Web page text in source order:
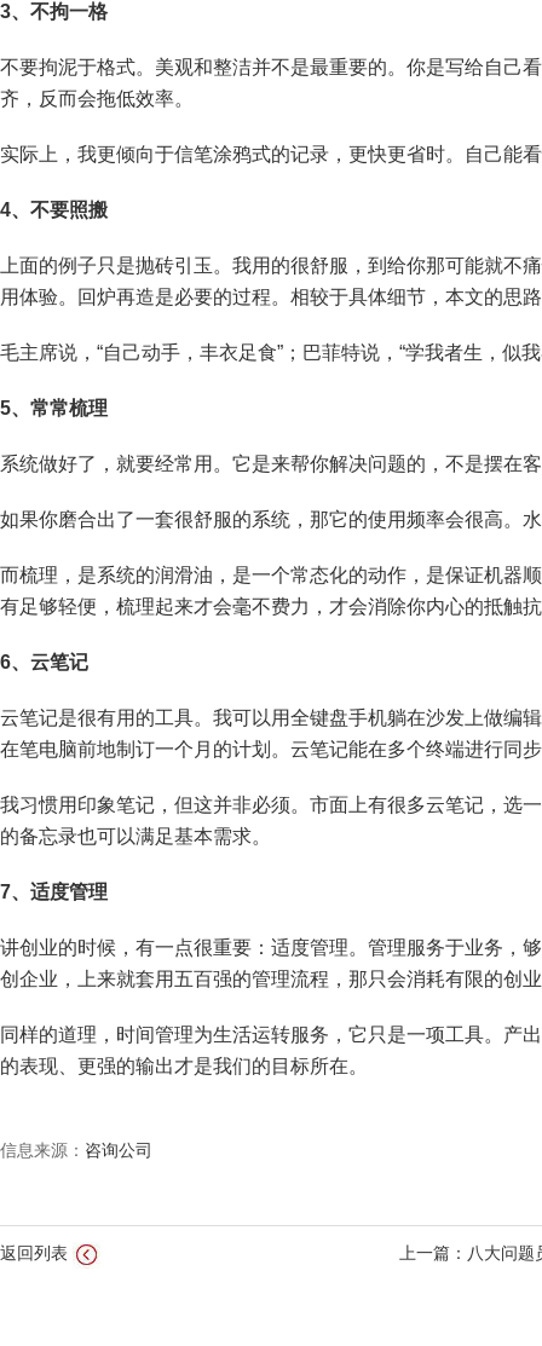
3、不拘一格
不要拘泥于格式。美观和整洁并不是最重要的。你是写给自己
齐，反而会拖低效率。
实际上，我更倾向于信笔涂鸦式的记录，更快更省时。自己能
4、不要照搬
上面的例子只是抛砖引玉。我用的很舒服，到给你那可能就不
用体验。回炉再造是必要的过程。相较于具体细节，本文的思
毛主席说，“自己动手，丰衣足食”；巴菲特说，“学我者生，似
5、常常梳理
系统做好了，就要经常用。它是来帮你解决问题的，不是摆在
如果你磨合出了一套很舒服的系统，那它的使用频率会很高。
而梳理，是系统的润滑油，是一个常态化的动作，是保证机器
有足够轻便，梳理起来才会毫不费力，才会消除你内心的抵触
6、云笔记
云笔记是很有用的工具。我可以用全键盘手机躺在沙发上做编
在笔电脑前地制订一个月的计划。云笔记能在多个终端进行同
我习惯用印象笔记，但这并非必须。市面上有很多云笔记，选
的备忘录也可以满足基本需求。
7、适度管理
讲创业的时候，有一点很重要：适度管理。管理服务于业务，
创企业，上来就套用五百强的管理流程，那只会消耗有限的创
同样的道理，时间管理为生活运转服务，它只是一项工具。产
的表现、更强的输出才是我们的目标所在。
信息来源： 咨询公司
返回列表 上一篇：八大问